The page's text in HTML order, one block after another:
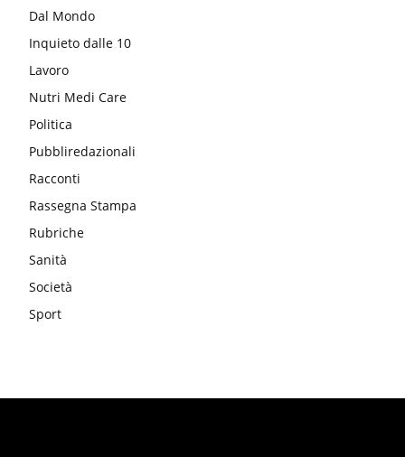
Dal Mondo
Inquieto dalle 10
Lavoro
Nutri Medi Care
Politica
Pubbliredazionali
Racconti
Rassegna Stampa
Rubriche
Sanità
Società
Sport